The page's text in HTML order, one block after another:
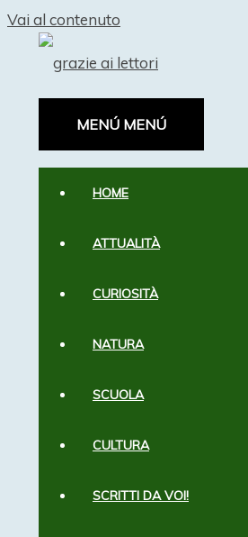
Vai al contenuto
MENÚ MENÚ
HOME
ATTUALITÀ
CURIOSITÀ
NATURA
SCUOLA
CULTURA
SCRITTI DA VOI!